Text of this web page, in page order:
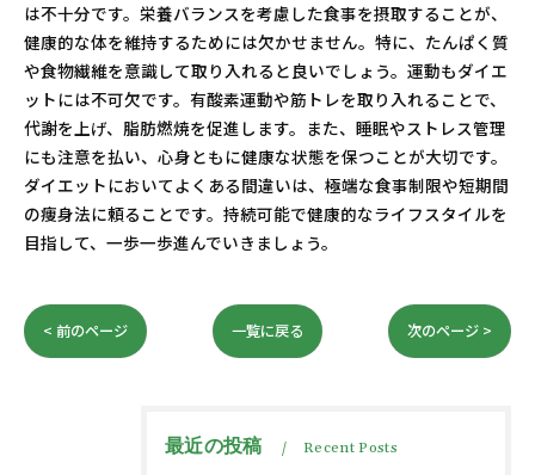
は不十分です。栄養バランスを考慮した食事を摂取することが、
健康的な体を維持するためには欠かせません。特に、たんぱく質
や食物繊維を意識して取り入れると良いでしょう。運動もダイエ
ットには不可欠です。有酸素運動や筋トレを取り入れることで、
代謝を上げ、脂肪燃焼を促進します。また、睡眠やストレス管理
にも注意を払い、心身ともに健康な状態を保つことが大切です。
ダイエットにおいてよくある間違いは、極端な食事制限や短期間
の痩身法に頼ることです。持続可能で健康的なライフスタイルを
目指して、一歩一歩進んでいきましょう。
< 前のページ 一覧に戻る 次のページ >
最近の投稿 Recent Posts